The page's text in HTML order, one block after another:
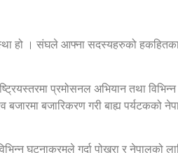
हो । संघले आफ्ना सदस्यहरुको हकहितका
प्रमोसनल अभियान तथा
बजारिकरण गरी बाह्य पर्यटकको
घटनाक्रमले गर्दा पोखरा र नेपालको